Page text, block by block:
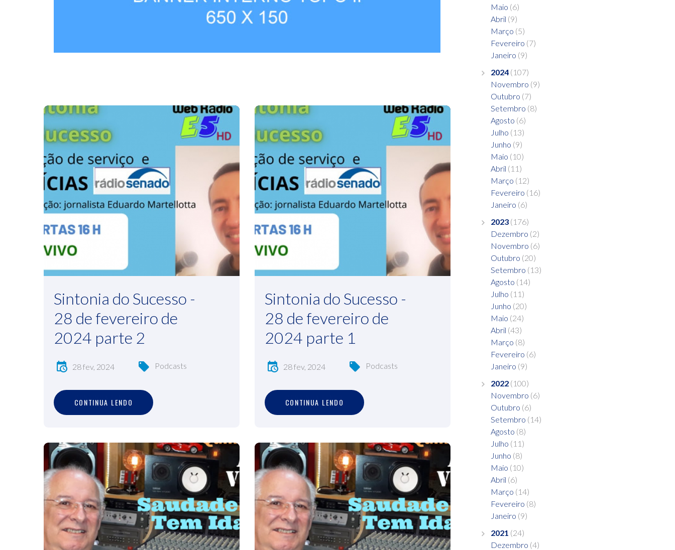
Sintonia do Sucesso -
28 de fevereiro de
2024 parte 2
28 fev, 2024 Podcasts
CONTINUA LENDO
Sintonia do Sucesso -
28 de fevereiro de
2024 parte 1
28 fev, 2024 Podcasts
CONTINUA LENDO
Maio (6)
Abril (9)
Março (5)
Fevereiro (7)
Janeiro (9)
2024 (107)
Novembro (9)
Outubro (7)
Setembro (8)
Agosto (6)
Julho (13)
Junho (9)
Maio (10)
Abril (11)
Março (12)
Fevereiro (16)
Janeiro (6)
2023 (176)
Dezembro (2)
Novembro (6)
Outubro (20)
Setembro (13)
Agosto (14)
Julho (11)
Junho (20)
Maio (24)
Abril (43)
Março (8)
Fevereiro (6)
Janeiro (9)
2022 (100)
Novembro (6)
Outubro (6)
Setembro (14)
Agosto (8)
Julho (11)
Junho (8)
Maio (10)
Abril (6)
Março (14)
Fevereiro (8)
Janeiro (9)
2021 (24)
Dezembro (4)